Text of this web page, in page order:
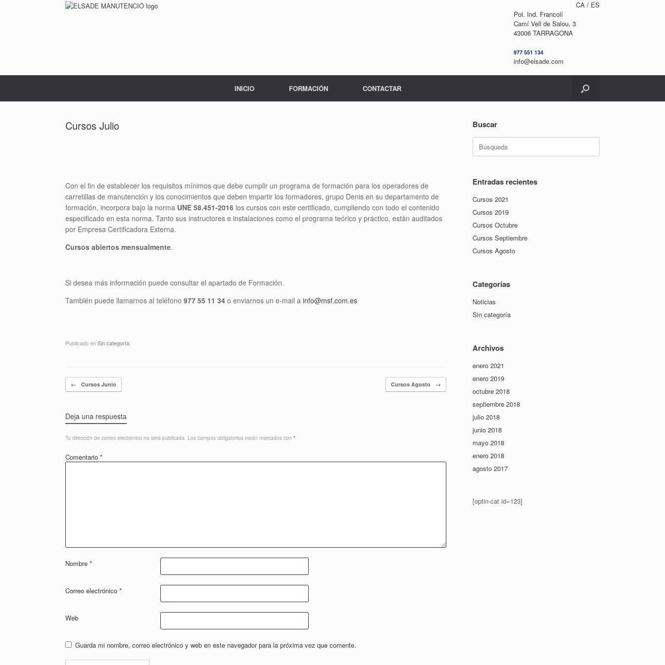
Pol. Ind. Francolí
Camí Vell de Salou, 3
43006 TARRAGONA
977 551 134
info@elsade.com
CA / ES
INICIO FORMACIÓN CONTACTAR
Cursos Julio
Con el fin de establecer los requisitos mínimos que debe cumplir un programa de formación para los operadores de
carretillas de manutención y los conocimientos que deben impartir los formadores, grupo Denis en su departamento de
formación, incorpora bajo la norma UNE 58.451-2016 los cursos con este certificado, cumpliendo con todo el contenido
especificado en esta norma. Tanto sus instructores e instalaciones como el programa teórico y práctico, están auditados
por Empresa Certificadora Externa.
Cursos abiertos mensualmente.
Si desea más información puede consultar el apartado de Formación.
También puede llamarnos al teléfono 977 55 11 34 o enviarnos un e-mail a info@msf.com.es
Publicado enSin categoría
Navegador de artículos
← Cursos Junio Cursos Agosto →
Deja una respuesta
Tu dirección de correo electrónico no será publicada. Los campos obligatorios están marcados con *
Comentario *
Nombre *
Correo electrónico *
Web
Guarda mi nombre, correo electrónico y web en este navegador para la próxima vez que comente.
Buscar
Buscar:
Entradas recientes
Cursos 2021
Cursos 2019
Cursos Octubre
Cursos Septiembre
Cursos Agosto
Categorías
Noticias
Sin categoría
Archivos
enero 2021
enero 2019
octubre 2018
septiembre 2018
julio 2018
junio 2018
mayo 2018
enero 2018
agosto 2017
[optin-cat id=123]